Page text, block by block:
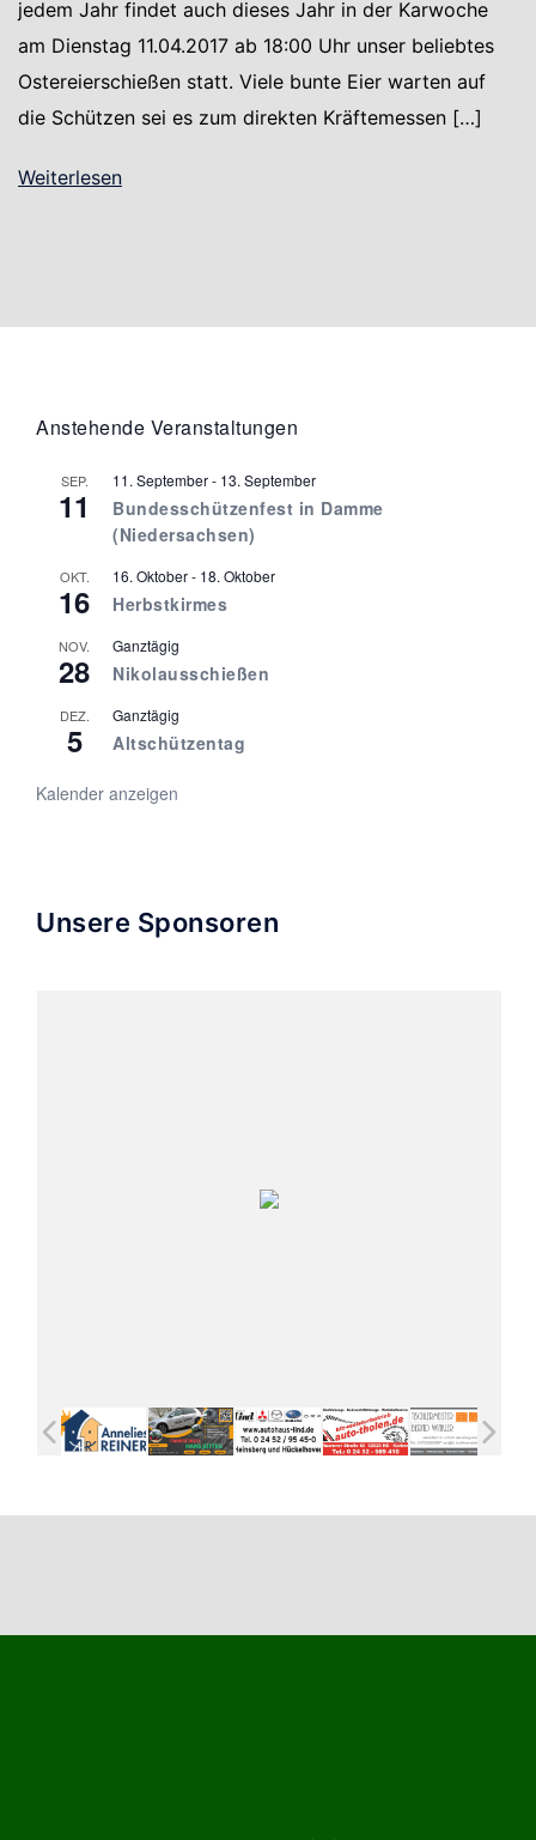
jedem Jahr findet auch dieses Jahr in der Karwoche
am Dienstag 11.04.2017 ab 18:00 Uhr unser beliebtes
Ostereierschießen statt. Viele bunte Eier warten auf
die Schützen sei es zum direkten Kräftemessen […]
Weiterlesen
Anstehende Veranstaltungen
SEP.
11
11. September- 13. September
Bundesschützenfest in Damme
(Niedersachsen)
OKT.
16
16. Oktober- 18. Oktober
Herbstkirmes
NOV.
28
Ganztägig
Nikolausschießen
DEZ.
5
Ganztägig
Altschützentag
Kalender anzeigen
Unsere Sponsoren